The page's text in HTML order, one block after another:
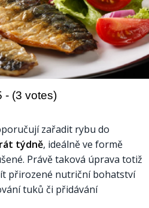
- (3 votes)
zařadit rybu do
týdně, ideálně ve formě
Právě taková úprava totiž
přirozené nutriční bohatství
tuků či přidávání